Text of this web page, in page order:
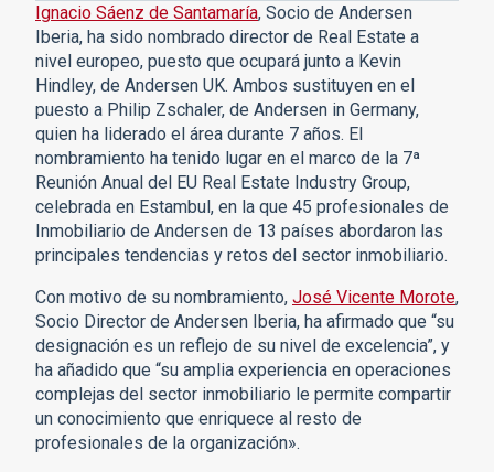
Ignacio Sáenz de Santamaría, Socio de Andersen
Iberia, ha sido nombrado director de Real Estate a
nivel europeo, puesto que ocupará junto a Kevin
Hindley, de Andersen UK. Ambos sustituyen en el
puesto a Philip Zschaler, de Andersen in Germany,
quien ha liderado el área durante 7 años. El
nombramiento ha tenido lugar en el marco de la 7ª
Reunión Anual del EU Real Estate Industry Group,
celebrada en Estambul, en la que 45 profesionales de
Inmobiliario de Andersen de 13 países abordaron las
principales tendencias y retos del sector inmobiliario.
Con motivo de su nombramiento, José Vicente Morote,
Socio Director de Andersen Iberia, ha afirmado que “su
designación es un reflejo de su nivel de excelencia”, y
ha añadido que “su amplia experiencia en operaciones
complejas del sector inmobiliario le permite compartir
un conocimiento que enriquece al resto de
profesionales de la organización».